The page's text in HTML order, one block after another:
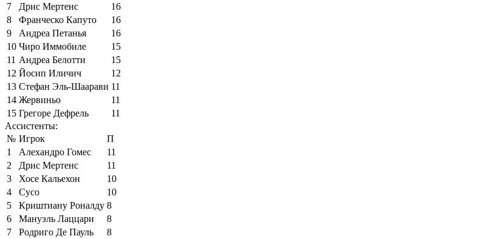
7
Дрис Мертенс
16
8
Франческо Капуто
16
9
Андреа Петанья
16
10 Чиро Иммобиле
15
11 Андреа Белотти
15
12 Йосип Иличич
12
13 Стефан Эль-Шаарави 11
14 Жервиньо
11
15 Грегоре Дефрель
11
Ассистенты:
№ Игрок
П
1
Алехандро Гомес
11
2
Дрис Мертенс
11
3
Хосе Кальехон
10
4
Сусо
10
5
Криштиану Роналду 8
6
Мануэль Лаццари
8
7
Родриго Де Пауль
8